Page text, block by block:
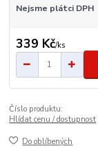
Nejsme plátci DPH
339 Kč/ks
Číslo produktu:
Hlídat cenu / dostupnost
Do oblíbených